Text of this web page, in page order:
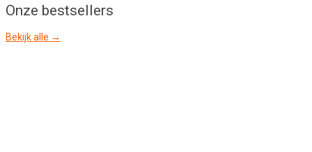
Onze bestsellers
Bekijk alle →